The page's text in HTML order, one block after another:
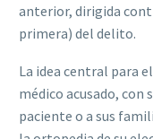
anterior, dirigida
primera) del delito.
La idea central para
médico acusado, con
paciente o a sus